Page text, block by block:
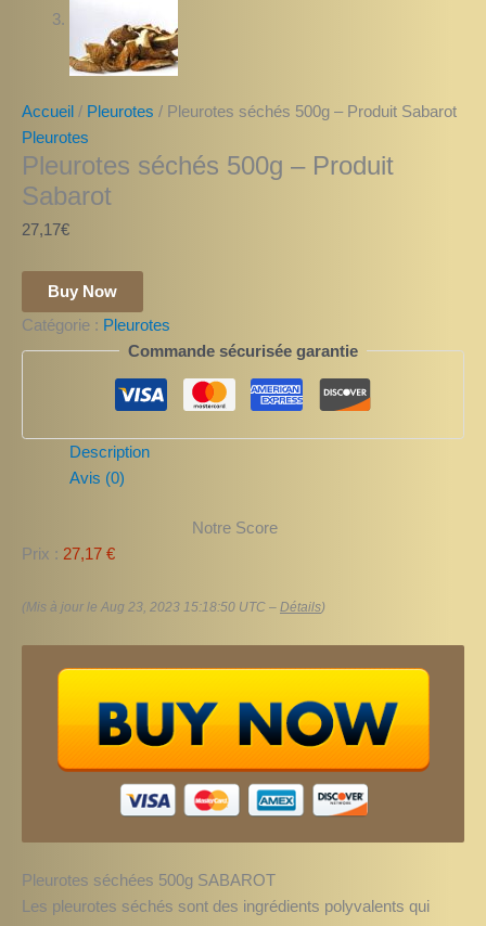
Accueil / Pleurotes / Pleurotes séchés 500g – Produit Sabarot
Pleurotes
Pleurotes séchés 500g – Produit
Sabarot
27,17€
Buy Now
Catégorie : Pleurotes
Commande sécurisée garantie
Description
Avis (0)
Notre Score
Prix : 27,17 €
(Mis à jour le Aug 23, 2023 15:18:50 UTC – Détails)
Pleurotes séchées 500g SABAROT
Les pleurotes séchés sont des ingrédients polyvalents qui